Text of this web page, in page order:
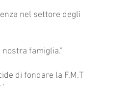
nel settore degli
famiglia."
di fondare la F.M.T